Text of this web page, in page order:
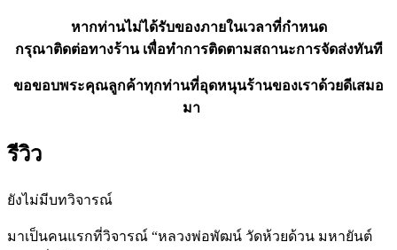
หากท่านไม่ได้รับของภายในเวลาที่กำหนด
กรุณาติดต่อทางร้าน เพื่อทำการติดตามสถานะการจัดส่งทันที
ขอขอบพระคุณลูกค้าทุกท่านที่อุดหนุนร้านของเราด้วยดีเสมอ
มา
รีวิว
ยังไม่มีบทวิจารณ์
มาเป็นคนแรกที่วิจารณ์ “หลวงพ่อพัฒน์ วัดห้วยด้วน มหายันต์